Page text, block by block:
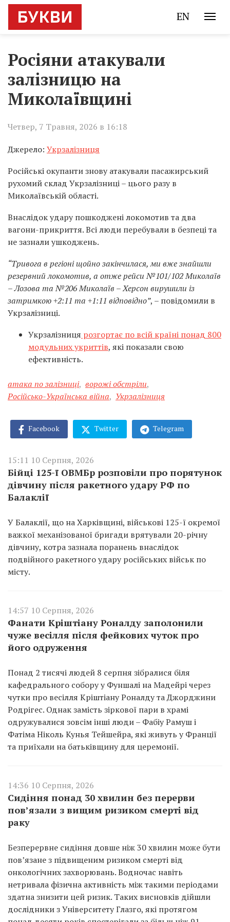
EN
Росіяни атакували
залізницю на
Миколаївщині
Четвер, 7 Травня, 2026 в 16:18
Джерело: Укрзалізниця
Російські окупанти знову атакували пасажирський
рухомий склад Укрзалізниці – цього разу в
Миколаївській області.
Внаслідок удару пошкоджені локомотив та два
вагони-прикриття. Всі люди перебували в безпеці та
не зазнали ушкоджень.
“Тривога в регіоні щойно закінчилася, ми вже знайшли
резервний локомотив, а отже рейси №101/102 Миколаїв
– Лозова та №206 Миколаїв – Херсон вирушили із
затримкою +2:11 та +1:11 відповідно”, – повідомили в
Укрзалізниці.
Укрзалізниця розгортає по всій країні понад 800
модульних укриттів, які показали свою
ефективність.
атака по залізниці, ворожі обстріли,
Російсько-Українська війна, Укрзалізниця
Facebook Twitter Telegram
15:11 10 Серпня, 2026
Бійці 125-ї ОВМБр розповіли про порятунок
дівчину після ракетного удару РФ по
Балаклії
У Балаклії, що на Харківщині, військові 125-ї окремої
важкої механізованої бригади врятували 20-річну
дівчину, котра зазнала поранень внаслідок
подвійного ракетного удару російських військ по
місту.
14:57 10 Серпня, 2026
Фанати Кріштіану Роналду заполонили
чуже весілля після фейкових чуток про
його одруження
Понад 2 тисячі людей 8 серпня зібралися біля
кафедрального собору у Фуншалі на Мадейрі через
чутки про весілля Кріштіану Роналду та Джорджини
Родрігес. Однак замість зіркової пари в храмі
одружувалися зовсім інші люди – Фабіу Рамуш і
Фатіма Ніколь Кунья Тейшейра, які живуть у Франції
та приїхали на батьківщину для церемонії.
14:36 10 Серпня, 2026
Сидіння понад 30 хвилин без перерви
пов’язали з вищим ризиком смерті від
раку
Безперервне сидіння довше ніж 30 хвилин може бути
пов’язане з підвищеним ризиком смерті від
онкологічних захворювань. Водночас навіть
нетривала фізична активність між такими періодами
здатна знизити цей ризик. Таких висновків дійшли
дослідники з Університету Глазго, які протягом